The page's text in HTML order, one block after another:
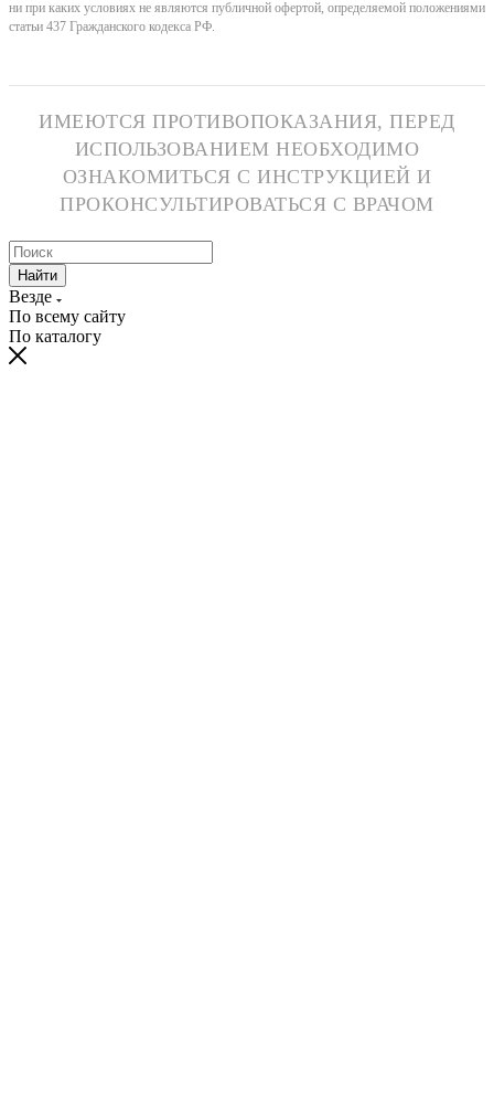
ни при каких условиях не являются публичной офертой, определяемой положениями
статьи 437 Гражданского кодекса РФ.
ИМЕЮТСЯ ПРОТИВОПОКАЗАНИЯ, ПЕРЕД
ИСПОЛЬЗОВАНИЕМ НЕОБХОДИМО
ОЗНАКОМИТЬСЯ С ИНСТРУКЦИЕЙ И
ПРОКОНСУЛЬТИРОВАТЬСЯ С ВРАЧОМ
Найти
Везде
По всему сайту
По каталогу